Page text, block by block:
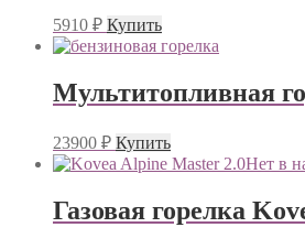
5910 ₽ Купить
Мультитопливная
23900 ₽ Купить
Нет в
Газовая горелка